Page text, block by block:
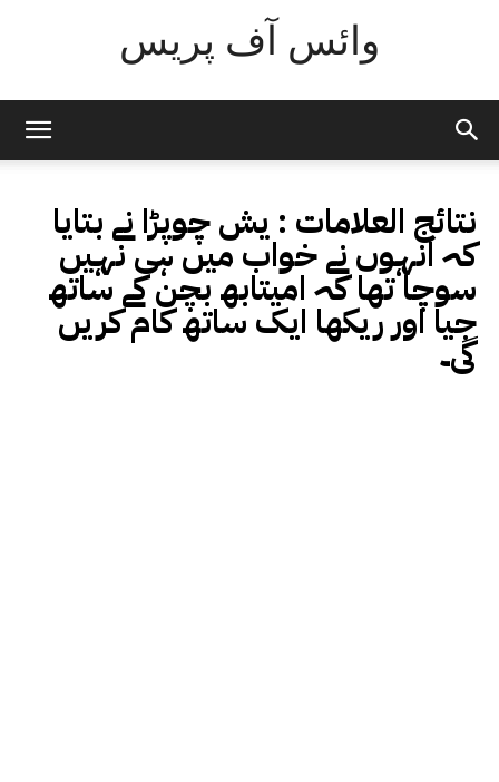
وائس آف پریس
نتائج العلامات : یش چوپڑا نے بتایا
کہ انہوں نے خواب میں ہی نہیں
سوچا تھا کہ امیتابھ بچن کے ساتھ
جیا اور ریکھا ایک ساتھ کام کریں
گی۔